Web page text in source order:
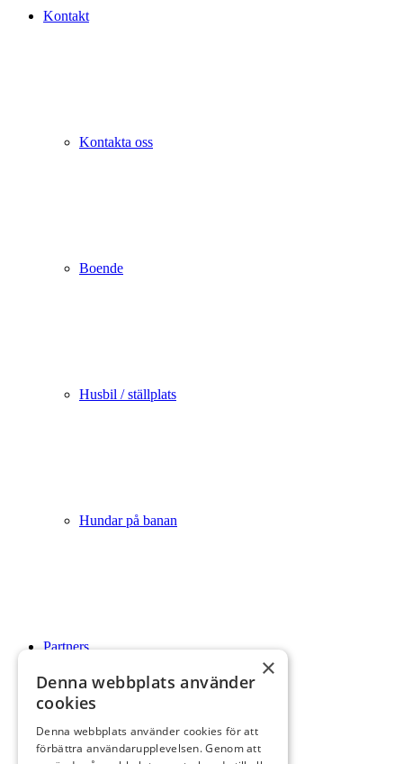
Kontakt
Kontakta oss
Boende
Husbil / ställplats
Hundar på banan
Partners
×
Denna webbplats använder
cookies
Denna webbplats använder cookies för att
förbättra användarupplevelsen. Genom att